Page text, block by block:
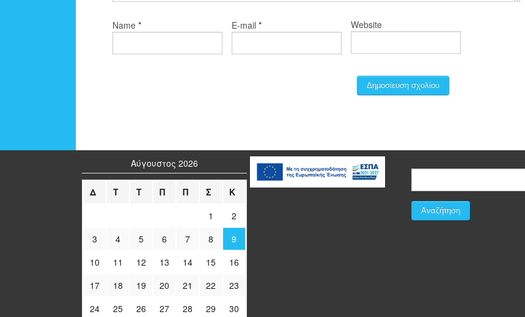
Name * E-mail * Website
Αύγουστος 2026
Δ Τ Τ Π Π Σ
Κ
1
2
3
4 5 6 7 8
9
10
11 12 13 14 15
16
17
18 19 20 21 22
23
24
25 26 27 28 29 30